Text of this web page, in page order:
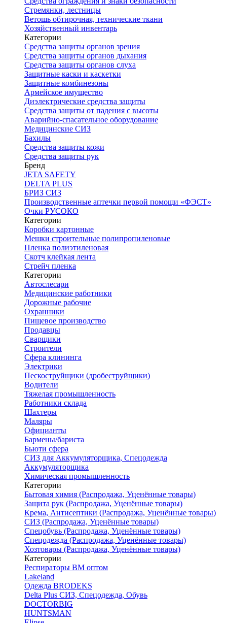
Стремянки, лестницы
Ветошь обтирочная, технические ткани
Хозяйственный инвентарь
Категории
Средства защиты органов зрения
Средства защиты органов дыхания
Средства защиты органов слуха
Защитные каски и каскетки
Защитные комбинезоны
Армейское имущество
Диэлектрические средства защиты
Средства защиты от падения с высоты
Аварийно-спасательное оборудование
Медицинские СИЗ
Бахилы
Средства защиты кожи
Средства защиты рук
Бренд
JETA SAFETY
DELTA PLUS
БРИЗ СИЗ
Производственные аптечки первой помощи «ФЭСТ»
Очки РУСОКО
Категории
Коробки картонные
Мешки строительные полипропиленовые
Пленка полиэтиленовая
Скотч клейкая лента
Стрейч пленка
Категории
Автослесари
Медицинские работники
Дорожные рабочие
Охранники
Пищевое производство
Продавцы
Сварщики
Строители
Сфера клининга
Электрики
Пескоструйщики (дробеструйщики)
Водители
Тяжелая промышленность
Работники склада
Шахтеры
Маляры
Официанты
Бармены/бариста
Бьюти сфера
СИЗ для Аккумуляторщика, Спецодежда
Аккумуляторщика
Химическая промышленность
Категории
Бытовая химия (Распродажа, Уценённые товары)
Защита рук (Распродажа, Уценённые товары)
Крема, Антисептики (Распродажа, Уценённые товары)
СИЗ (Распродажа, Уценённые товары)
Спецобувь (Распродажа, Уценённые товары)
Спецодежда (Распродажа, Уценённые товары)
Хозтовары (Распродажа, Уценённые товары)
Категории
Респираторы ВМ оптом
Lakeland
Одежда BRODEKS
Delta Plus СИЗ, Спецодежда, Обувь
DOCTORBIG
HUNTSMAN